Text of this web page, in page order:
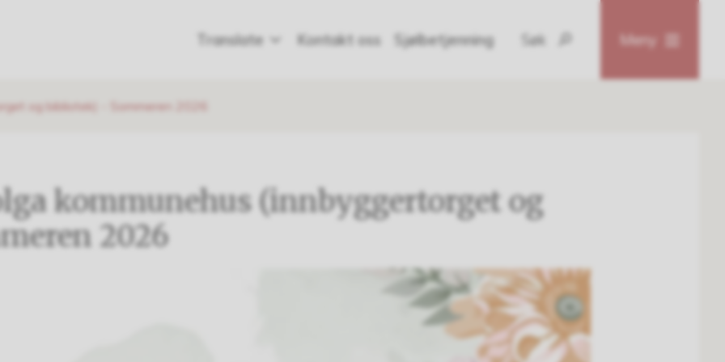
Translate Kontakt oss Sjølbetjenning Søk Meny
og bibliotek) - Sommeren 2026
kommunehus (innbyggertorget og
2026